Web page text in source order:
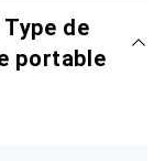
de
portable